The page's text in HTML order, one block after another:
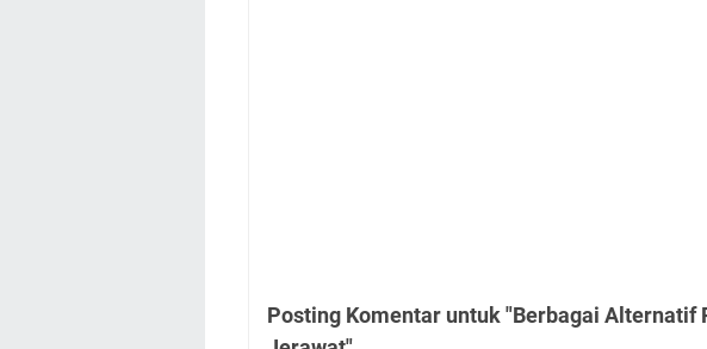
Posting Komentar untuk "Berbagai Alternatif